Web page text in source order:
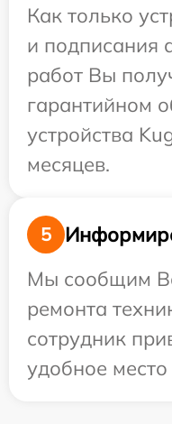
Как только
и подписания
работ Вы
гарантийном
устройства
месяцев.
5
Мы сообщим
ремонта
сотрудник
удобное